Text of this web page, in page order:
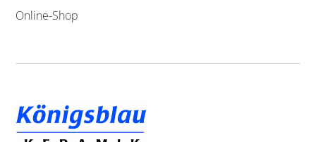
Online-Shop